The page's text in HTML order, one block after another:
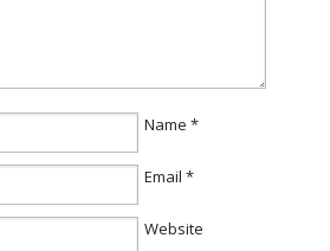
Name *
Email *
Website